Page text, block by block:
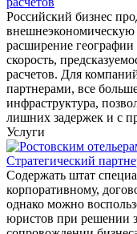
Российский бизнес
внешнеэкономическую
расширение
скорость,
расчетов. Для
партнерами, все
инфраструктура,
лишних задержек и с
Услуги
Стратегический
Содержать штат
корпоративному,
однако можно
юристов при решении